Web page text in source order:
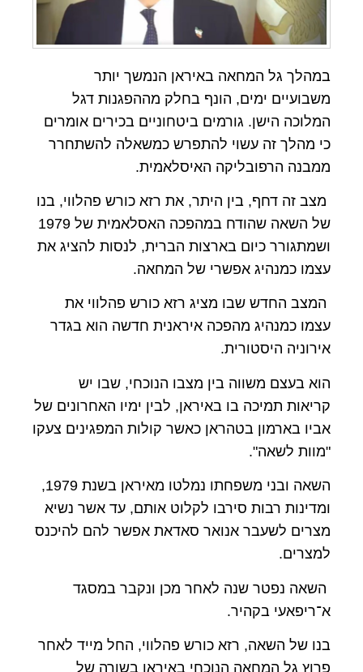
במהלך גל המחאה באיראן הנמשך יותר
משבועיים ימים, הונף בחלק מההפגנות דגל
המלוכה הישן. גורמים ביטחוניים בכירים אומרים
כי מהלך זה עשוי להתפרש כמשאלה להשתחרר
ממבנה הרפובליקה האיסלאמית.
מצב זה דחף, בין היתר, את רזא כורש פהלווי, בנו
של השאה שהודח במהפכה האסלאמית של 1979
ושמתגורר כיום בארצות הברית, לנסות להציג את
עצמו כמנהיג אפשרי של המחאה.
המצב החדש שבו מציג רזא כורש פהלווי את
עצמו כמנהיג מהפכה איראנית חדשה הוא בגדר
אירוניה היסטורית.
הוא בעצם משווה בין מצבו הנוכחי, שבו יש
קריאות תמיכה בו באיראן, לבין ימיו האחרונים של
אביו בארמון בטהראן כאשר קולות המפגינים צעקו
"מוות לשאה".
השאה ובני משפחתו נמלטו מאיראן בשנת 1979,
ומדינות רבות סירבו לקלוט אותם, עד אשר נשיא
מצרים לשעבר אנואר סאדאת אפשר להם להיכנס
למצרים.
השאה נפטר שנה לאחר מכן ונקבר במסגד
א־ריפאעי בקהיר.
בנו של השאה, רזא כורש פהלווי, החל מייד לאחר
פרוץ גל המחאה הנוכחי באיראן בשורה של